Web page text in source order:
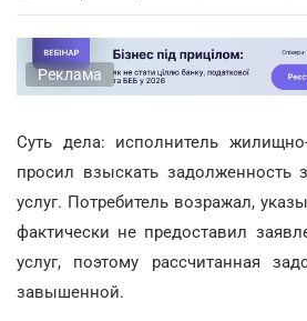
Реклама
Суть дела: исполнитель
просил взыскать задолженность
услуг. Потребитель возражал,
фактически не предоставил
услуг, поэтому рассчитанная
завышенной.